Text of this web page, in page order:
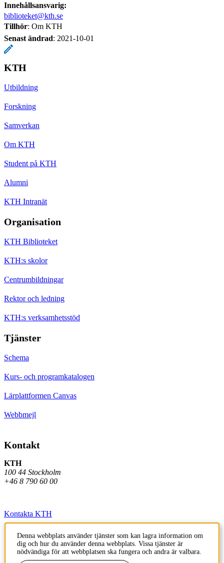
Innehållsansvarig:
biblioteket@kth.se
Tillhör: Om KTH
Senast ändrad: 2021-10-01
KTH
Utbildning
Forskning
Samverkan
Om KTH
Student på KTH
Alumni
KTH Intranät
Organisation
KTH Biblioteket
KTH:s skolor
Centrumbildningar
Rektor och ledning
KTH:s verksamhetsstöd
Tjänster
Schema
Kurs- och programkatalogen
Lärplattformen Canvas
Webbmejl
Kontakt
KTH
100 44 Stockholm
+46 8 790 60 00
Kontakta KTH
Jobba på KTH
Press och media
Denna webbplats använder tjänster som kan lagra information om
dig och hur du använder denna webbplats. Vissa tjänster är
nödvändiga för att webbplatsen ska fungera och andra är valbara.